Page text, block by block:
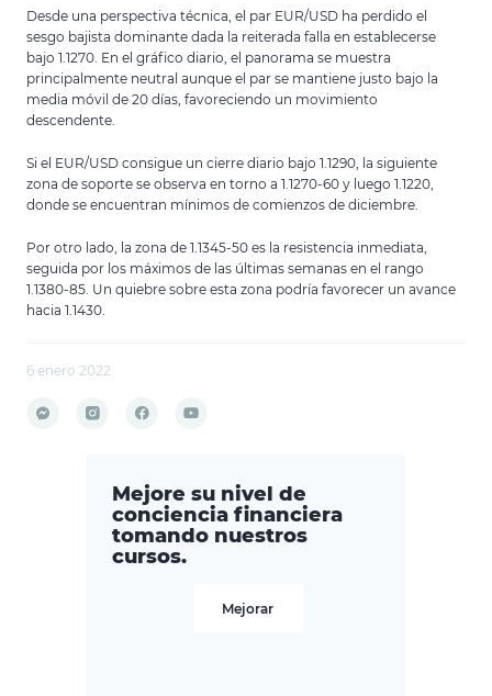
Desde una perspectiva técnica, el par EUR/USD ha perdido el
sesgo bajista dominante dada la reiterada falla en establecerse
bajo 1.1270. En el gráfico diario, el panorama se muestra
principalmente neutral aunque el par se mantiene justo bajo la
media móvil de 20 días, favoreciendo un movimiento
descendente.
Si el EUR/USD consigue un cierre diario bajo 1.1290, la siguiente
zona de soporte se observa en torno a 1.1270-60 y luego 1.1220,
donde se encuentran mínimos de comienzos de diciembre.
Por otro lado, la zona de 1.1345-50 es la resistencia inmediata,
seguida por los máximos de las últimas semanas en el rango
1.1380-85. Un quiebre sobre esta zona podría favorecer un avance
hacia 1.1430.
6 enero 2022
Mejore su nivel de
conciencia financiera
tomando nuestros
cursos.
Mejorar